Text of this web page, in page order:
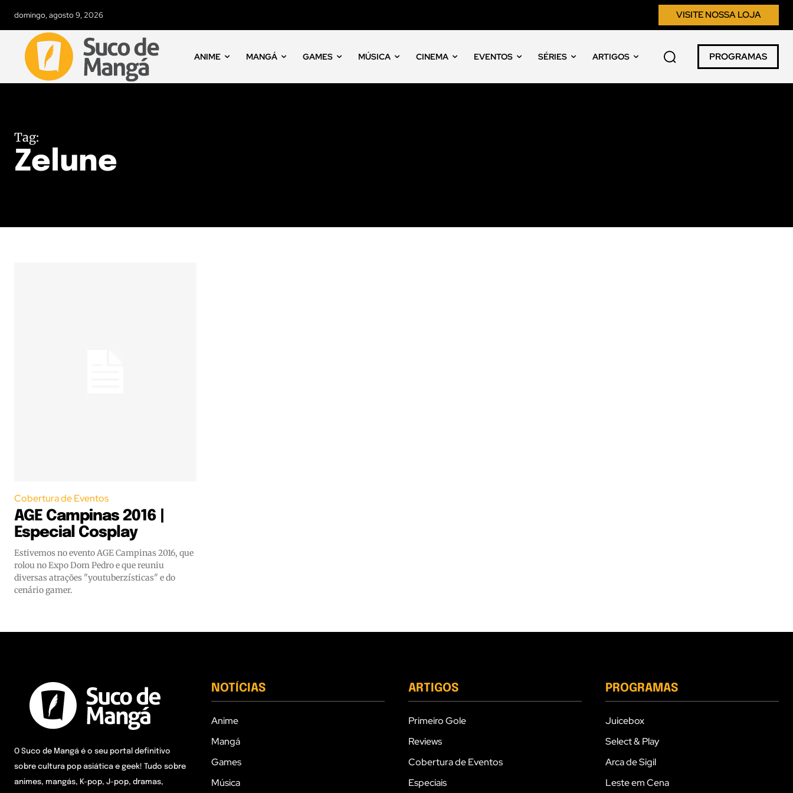
domingo, agosto 9, 2026 VISITE NOSSA LOJA
ANIME MANGÁ GAMES MÚSICA CINEMA EVENTOS SÉRIES ARTIGOS PROGRAMAS
Tag:
Zelune
Cobertura de Eventos
AGE Campinas 2016 |
Especial Cosplay
Estivemos no evento AGE Campinas 2016, que
rolou no Expo Dom Pedro e que reuniu
diversas atrações "youtuberzísticas" e do
cenário gamer.
O Suco de Mangá é o seu portal definitivo
sobre cultura pop asiática e geek! Tudo sobre
animes, mangás, K-pop, J-pop, dramas,
NOTÍCIAS
Anime
Mangá
Games
Música
ARTIGOS
Primeiro Gole
Reviews
Cobertura de Eventos
Especiais
PROGRAMAS
Juicebox
Select & Play
Arca de Sigil
Leste em Cena